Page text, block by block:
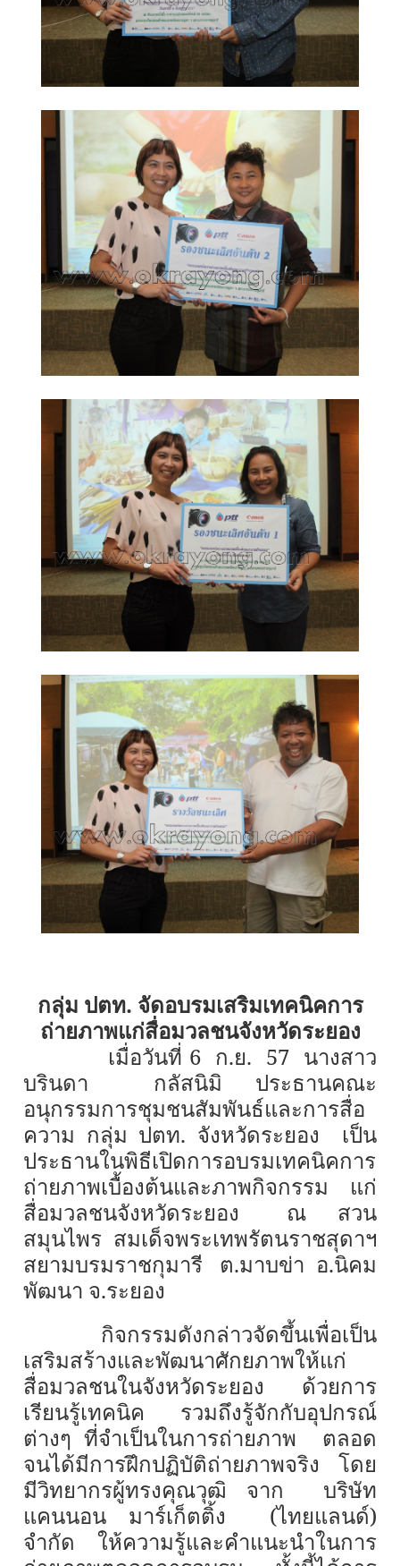
กลุ่ม ปตท. จัดอบรมเสริมเทคนิคการ
ถ่ายภาพแก่สื่อมวลชนจังหวัดระยอง
เมื่อวันที่ 6 ก.ย. 57 นางสาว
บรินดา กลัสนิมิ ประธานคณะ
อนุกรรมการชุมชนสัมพันธ์และการสื่อ
ความ กลุ่ม ปตท. จังหวัดระยอง เป็น
ประธานในพิธีเปิดการอบรมเทคนิคการ
ถ่ายภาพเบื้องต้นและภาพกิจกรรม แก่
สื่อมวลชนจังหวัดระยอง ณ สวน
สมุนไพร สมเด็จพระเทพรัตนราชสุดาฯ
สยามบรมราชกุมารี ต.มาบข่า อ.นิคม
พัฒนา จ.ระยอง
กิจกรรมดังกล่าวจัดขึ้นเพื่อเป็น
เสริมสร้างและพัฒนาศักยภาพให้แก่
สื่อมวลชนในจังหวัดระยอง ด้วยการ
เรียนรู้เทคนิค รวมถึงรู้จักกับอุปกรณ์
ต่างๆ ที่จำเป็นในการถ่ายภาพ ตลอด
จนได้มีการฝึกปฏิบัติถ่ายภาพจริง โดย
มีวิทยากรผู้ทรงคุณวุฒิ จาก บริษัท
แคนนอน มาร์เก็ตติ้ง (ไทยแลนด์)
จำกัด ให้ความรู้และคำแนะนำในการ